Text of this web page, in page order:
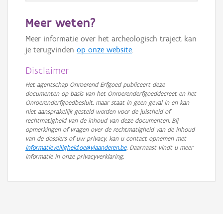
Meer weten?
Meer informatie over het archeologisch traject kan
je terugvinden op onze website.
Disclaimer
Het agentschap Onroerend Erfgoed publiceert deze
documenten op basis van het Onroerenderfgoeddecreet en het
Onroerenderfgoedbesluit, maar staat in geen geval in en kan
niet aansprakelijk gesteld worden voor de juistheid of
rechtmatigheid van de inhoud van deze documenten. Bij
opmerkingen of vragen over de rechtmatigheid van de inhoud
van de dossiers of uw privacy, kan u contact opnemen met
informatieveiligheid.oe@vlaanderen.be. Daarnaast vindt u meer
informatie in onze privacyverklaring.